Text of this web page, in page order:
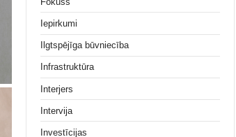
Iepirkumi
Ilgtspējīga būvniecība
Infrastruktūra
Interjers
Intervija
Investīcijas